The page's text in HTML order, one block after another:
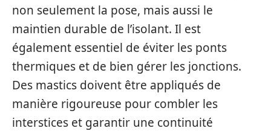
non seulement la pose, mais aussi le
maintien durable de l’isolant. Il est
également essentiel de éviter les ponts
thermiques et de bien gérer les jonctions.
Des mastics doivent être appliqués de
manière rigoureuse pour combler les
interstices et garantir une continuité